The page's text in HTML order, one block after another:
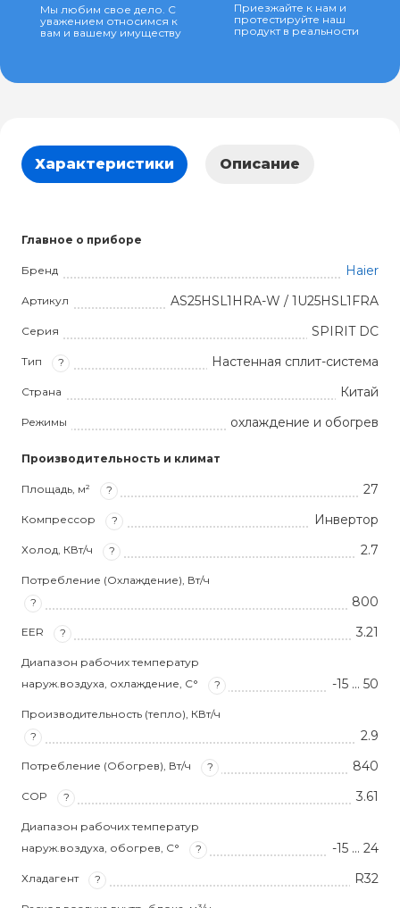
Мы любим свое дело. С
уважением относимся к
вам и вашему имуществу
Приезжайте к нам и
протестируйте наш
продукт в реальности
Характеристики Описание
Главное о приборе
Бренд Haier
Артикул AS25HSL1HRA-W / 1U25HSL1FRA
Серия SPIRIT DC
Тип ? Настенная сплит-система
Страна Китай
Режимы охлаждение и обогрев
Производительность и климат
Площадь, м² ? 27
Компрессор ? Инвертор
Холод, КВт/ч ? 2.7
Потребление (Охлаждение), Вт/ч
?
800
EER ? 3.21
Диапазон рабочих температур
наруж.воздуха, охлаждение, С°
? -15 … 50
Производительность (тепло), КВт/ч
?
2.9
Потребление (Обогрев), Вт/ч ? 840
COP ? 3.61
Диапазон рабочих температур
наруж.воздуха, обогрев, С°
? -15 … 24
Хладагент ? R32